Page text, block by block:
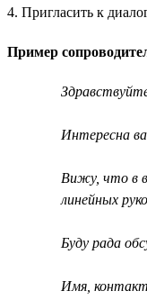
4. Пригласить к
Пример
Интересна
Вижу, что в
линейных
Буду рада
Имя, контакт